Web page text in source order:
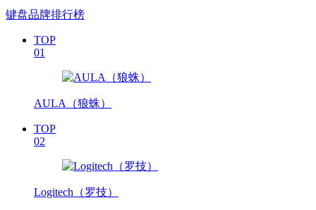
键盘品牌排行榜
TOP
01
AULA（狼蛛）
TOP
02
Logitech（罗技）